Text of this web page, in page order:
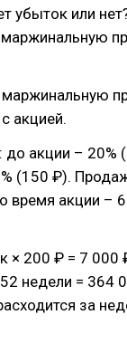
убыток или
акцией.
акции – 20%
(150 ₽).
время акции –
× 200 ₽ = 7 000
недели = 364
за